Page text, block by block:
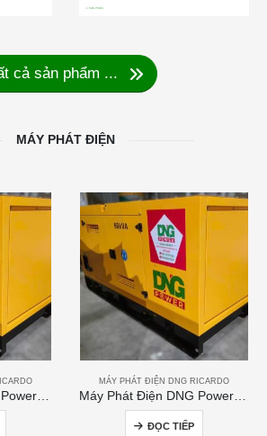
1 SẢN PHẨM
cả sản phẩm ...
MÁY PHÁT ĐIỆN
MÁY PHÁT ĐIỆN DNG RICARDO
ĐỌC TIẾP